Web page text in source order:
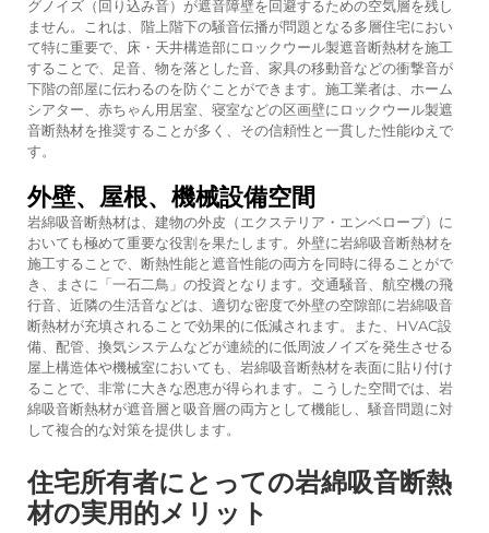
グノイズ（回り込み音）が遮音障壁を回避するための空気層を残し
ません。これは、階上階下の騒音伝播が問題となる多層住宅におい
て特に重要で、床・天井構造部にロックウール製遮音断熱材を施工
することで、足音、物を落とした音、家具の移動音などの衝撃音が
下階の部屋に伝わるのを防ぐことができます。施工業者は、ホーム
シアター、赤ちゃん用居室、寝室などの区画壁にロックウール製遮
音断熱材を推奨することが多く、その信頼性と一貫した性能ゆえで
す。
外壁、屋根、機械設備空間
岩綿吸音断熱材は、建物の外皮（エクステリア・エンベロープ）に
おいても極めて重要な役割を果たします。外壁に岩綿吸音断熱材を
施工することで、断熱性能と遮音性能の両方を同時に得ることがで
き、まさに「一石二鳥」の投資となります。交通騒音、航空機の飛
行音、近隣の生活音などは、適切な密度で外壁の空隙部に岩綿吸音
断熱材が充填されることで効果的に低減されます。また、HVAC設
備、配管、換気システムなどが連続的に低周波ノイズを発生させる
屋上構造体や機械室においても、岩綿吸音断熱材を表面に貼り付け
ることで、非常に大きな恩恵が得られます。こうした空間では、岩
綿吸音断熱材が遮音層と吸音層の両方として機能し、騒音問題に対
して複合的な対策を提供します。
住宅所有者にとっての岩綿吸音断熱
材の実用的メリット